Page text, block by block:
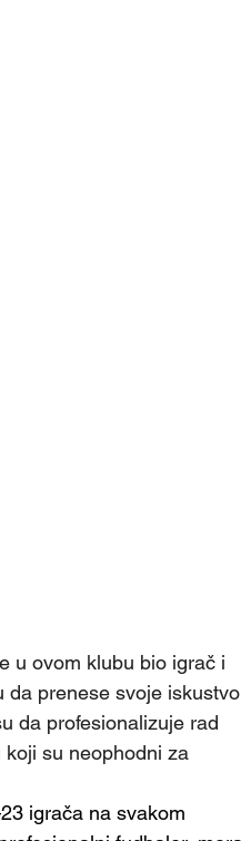
da prenese svoje iskustvo
da profesionalizuje rad
su neophodni za
igrača na svakom